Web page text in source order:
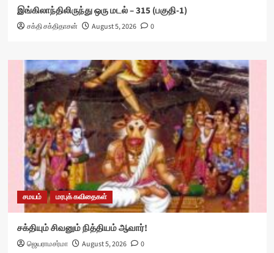
இங்கிலாந்திலிருந்து ஒரு மடல் – 315 (பகுதி-1)
சக்தி சக்திதாசன் August 5, 2026 0
சமயம் மரபுக் கவிதைகள்
சக்தியும் சிவனும் நித்தியம் ஆவார்!
ஜெயராமசர்மா August 5, 2026 0